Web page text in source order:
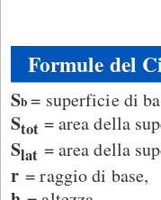
Formule del
Sb= superficie di
Stot = area della
Slat = area della
r= raggio di base,